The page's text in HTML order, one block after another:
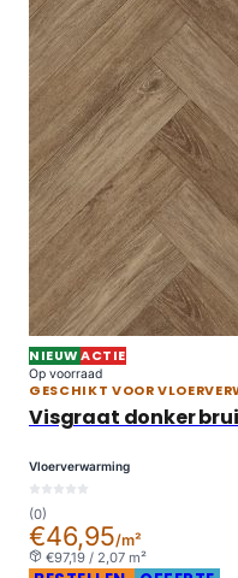
NIEUWACTIE
Op voorraad
GESCHIKT VOOR
Visgraat donker
Vloerverwarming
(0)
€46,95/m²
€97,19 / 2,07 m²